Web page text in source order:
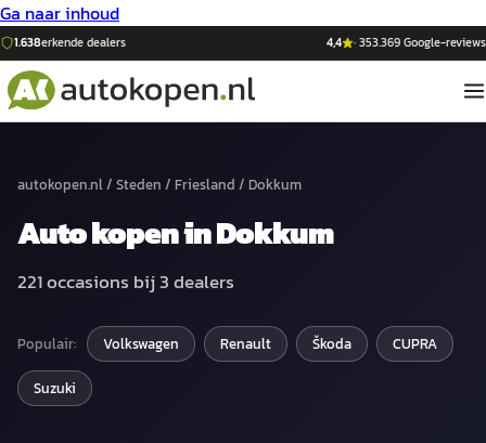
Ga naar inhoud
1.638erkende dealers 4,4 ·353.369Google-reviews
autokopen.nl/ Steden / Friesland / Dokkum
Autokopen inDokkum
221occasions bij3dealers
Populair: Volkswagen Renault Škoda CUPRA
Suzuki